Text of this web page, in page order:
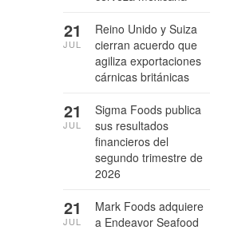
Reino Unido y Suiza
cierran acuerdo que
agiliza exportaciones
cárnicas británicas
21
JUL
Sigma Foods publica
sus resultados
financieros del
segundo trimestre de
2026
21
JUL
Mark Foods adquiere
a Endeavor Seafood
21
JUL